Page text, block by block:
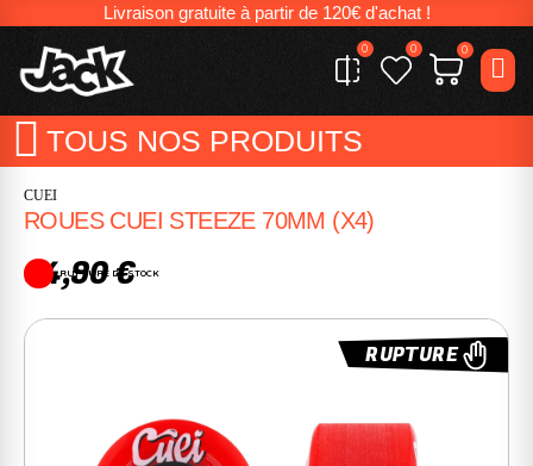
Livraison gratuite à partir de 120€ d'achat !
0 0 0
TOUS NOS PRODUITS
CUEI
ROUES CUEI STEEZE 70MM (X4)
94,90 €
RUPTURE DE STOCK
RUPTURE